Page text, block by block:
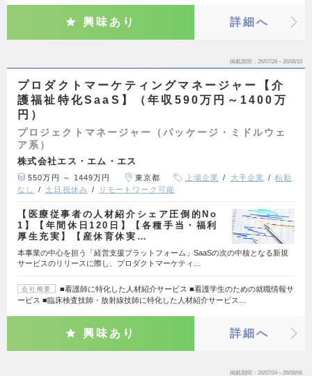
興味あり 詳細へ
掲載期間 26/07/28～26/08/10
プロダクトマーケティングマネージャー【介
護福祉特化SaaS】（年収590万円～1400万
円）
プロジェクトマネージャー（パッケージ・ミドルウェ
ア系）
株式会社エス・エム・エス
550万円 ～ 1449万円 東京都 上場企業 大手企業
転勤
なし
土日祝休み リモートワーク可能
【医療従事者の人材紹介シェア圧倒的No
1】【年間休日120日】【各種手当・福利
厚生充実】【産休育休実…
本事業の中心を担う「経営支援プラットフォーム」SaaSの次の中核となる新規
サービスのリリースに際し、プロダクトマーケティ…
会社概要
■看護師に特化した人材紹介サービス ■看護学生のための就職情報サ
ービス ■臨床検査技師・放射線技師に特化した人材紹介サービス…
興味あり 詳細へ
掲載期間 26/07/24～26/08/06